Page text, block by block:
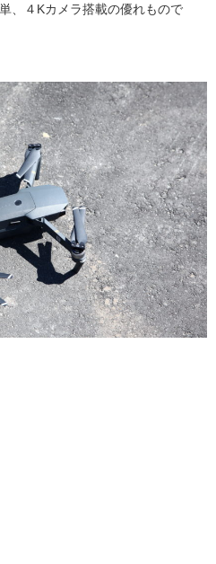
、４Kカメラ搭載の優れもので